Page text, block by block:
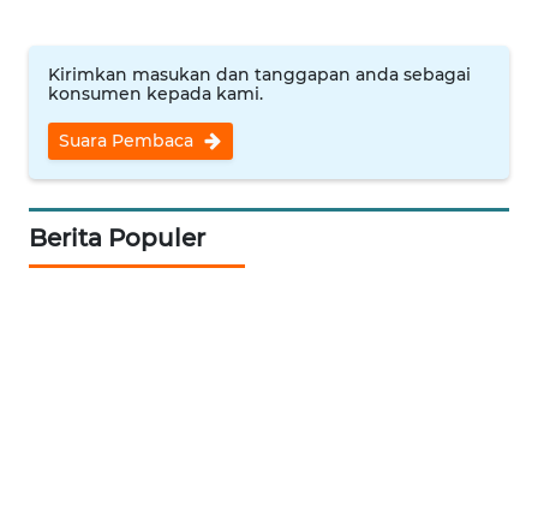
Kirimkan masukan dan tanggapan anda sebagai
konsumen kepada kami.
Suara Pembaca
Berita Populer
INDRAMAYU
KUNINGAN
MAJALENGKA